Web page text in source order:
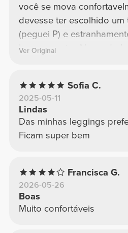
você se mova
devesse ter escolhido um
(peguei P) e
largo em mim. Na
Ver Original
Sofia C.
2025-05-11
Lindas
Das minhas leggings
Ficam super bem
Francisca G.
2026-05-26
Boas
Muito confortáveis